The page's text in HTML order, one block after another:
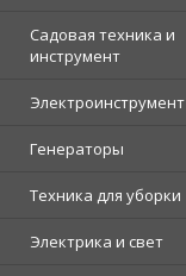
Садовая техника и
инструмент
Электроинструмент
Генераторы
Техника для уборки
Электрика и свет